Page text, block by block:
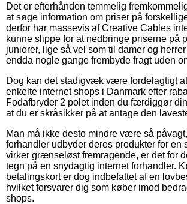
Det er efterhånden temmelig
at søge information om priser på
derfor har massevis af Creative Cables
kunne slippe for at nedbringe priserne på
juniorer, lige så vel som til damer og
endda nogle gange frembyde fragt uden
Dog kan det stadigvæk være fordelagtigt
enkelte internet shops i Danmark efter
Fodafbryder 2 polet inden du færdiggør
at du er skråsikker på at antage den
Man må ikke desto mindre være så
forhandler udbyder deres produkter for en
virker grænseløst fremragende, er det for
tegn på en snydagtig internet forhandler.
betalingskort er dog indbefattet af en
hvilket forsvarer dig som køber imod
shops.